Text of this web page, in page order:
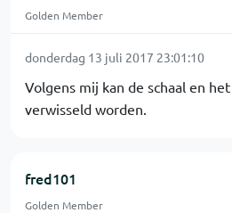
Golden Member
donderdag 13 juli 2017 23:01:10
Volgens mij kan de schaal en
verwisseld worden.
fred101
Golden Member